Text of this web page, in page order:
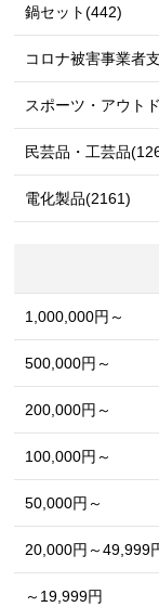
鍋セット(442)
コロナ被害事業者
スポーツ・アウト
民芸品・工芸品
電化製品(2161)
1,000,000円～
500,000円～
200,000円～
100,000円～
50,000円～
20,000円～49,999
～19,999円